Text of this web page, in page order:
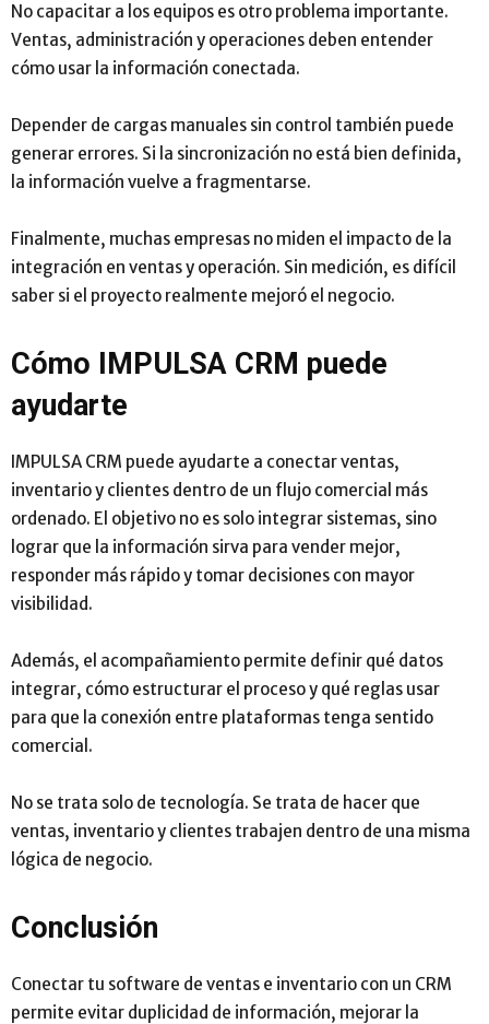
No capacitar a los equipos es otro problema importante.
Ventas, administración y operaciones deben entender
cómo usar la información conectada.
Depender de cargas manuales sin control también puede
generar errores. Si la sincronización no está bien definida,
la información vuelve a fragmentarse.
Finalmente, muchas empresas no miden el impacto de la
integración en ventas y operación. Sin medición, es difícil
saber si el proyecto realmente mejoró el negocio.
Cómo IMPULSA CRM puede
ayudarte
IMPULSA CRM puede ayudarte a conectar ventas,
inventario y clientes dentro de un flujo comercial más
ordenado. El objetivo no es solo integrar sistemas, sino
lograr que la información sirva para vender mejor,
responder más rápido y tomar decisiones con mayor
visibilidad.
Además, el acompañamiento permite definir qué datos
integrar, cómo estructurar el proceso y qué reglas usar
para que la conexión entre plataformas tenga sentido
comercial.
No se trata solo de tecnología. Se trata de hacer que
ventas, inventario y clientes trabajen dentro de una misma
lógica de negocio.
Conclusión
Conectar tu software de ventas e inventario con un CRM
permite evitar duplicidad de información, mejorar la